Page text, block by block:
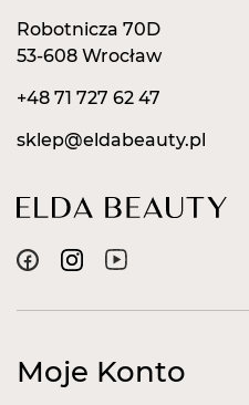
Moje Konto
Robotnicza 70D
53-608 Wrocław
+48 71 727 62 47
sklep@eldabeauty.pl